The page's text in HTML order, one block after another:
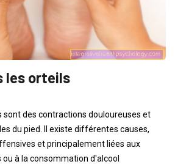
les orteils
sont des contractions douloureuses et
du pied. Il existe différentes causes,
et principalement liées aux
à la consommation d'alcool